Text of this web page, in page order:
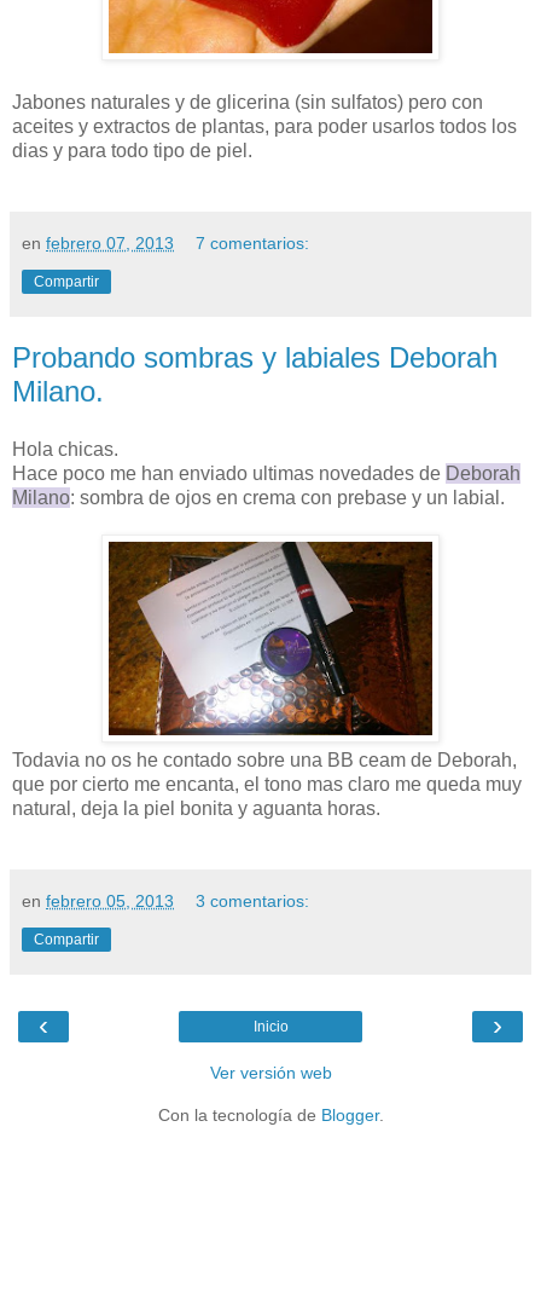
Jabones naturales y de glicerina (sin sulfatos) pero con
aceites y extractos de plantas, para poder usarlos todos los
dias y para todo tipo de piel.
en febrero 07, 2013 7 comentarios:
Compartir
Probando sombras y labiales Deborah
Milano.
Hola chicas.
Hace poco me han enviado ultimas novedades de Deborah
Milano: sombra de ojos en crema con prebase y un labial.
Todavia no os he contado sobre una BB ceam de Deborah,
que por cierto me encanta, el tono mas claro me queda muy
natural, deja la piel bonita y aguanta horas.
en febrero 05, 2013 3 comentarios:
Compartir
‹ ›
Inicio
Ver versión web
Con la tecnología de Blogger.